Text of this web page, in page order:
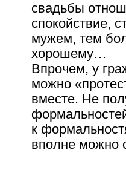
свадьбы
спокойствие,
мужем, тем
хорошему…
Впрочем, у
можно
вместе. Не
к
вполне можно